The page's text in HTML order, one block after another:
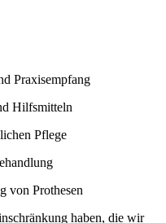
Praxisempfang
Hilfsmitteln
Pflege
von Prothesen
haben, die wir